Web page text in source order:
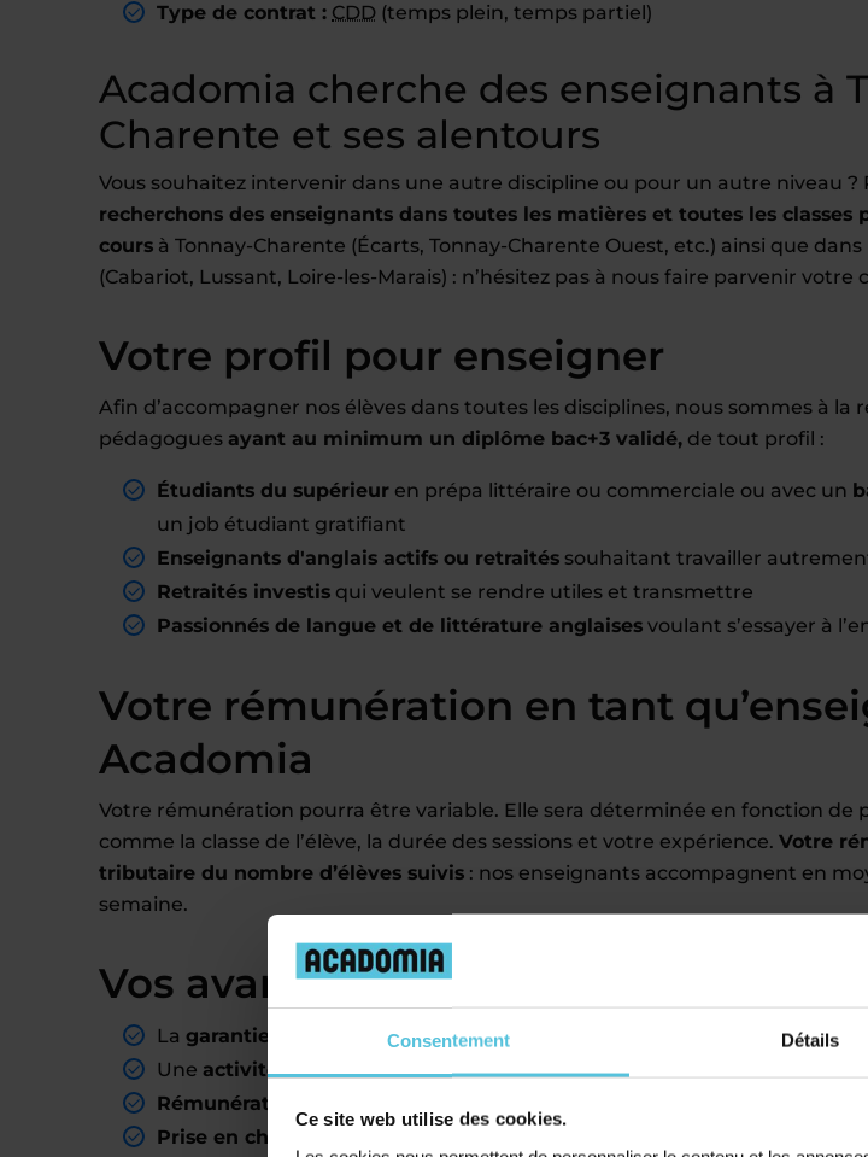
Consentement Détails
Ce site web utilise des cookies.
Type de contrat : CDD (temps plein, temps partiel)
Acadomia cherche des enseignants à
Charente et ses alentours
Vous souhaitez intervenir dans une autre discipline ou pour un autre niveau ?
recherchons des enseignants dans toutes les matières et toutes les classes
cours à Tonnay-Charente (Écarts, Tonnay-Charente Ouest, etc.) ainsi que
(Cabariot, Lussant, Loire-les-Marais) : n’hésitez pas à nous faire parvenir votre
Votre profil pour enseigner
Afin d’accompagner nos élèves dans toutes les disciplines, nous sommes à la
pédagogues ayant au minimum un diplôme bac+3 validé, de tout profil :
Étudiants du supérieur en prépa littéraire ou commerciale ou avec un
un job étudiant gratifiant
Enseignants d'anglais actifs ou retraités souhaitant travailler
Retraités investis qui veulent se rendre utiles et transmettre
Passionnés de langue et de littérature anglaises voulant s’essayer à
Votre rémunération en tant
Acadomia
Votre rémunération pourra être variable. Elle sera déterminée en fonction de
comme la classe de l’élève, la durée des sessions et votre expérience. Votre
tributaire du nombre d’élèves suivis : nos enseignants accompagnent en
semaine.
Vos avantages de prof particulier
La garantie d’avoir des élèvesdans les zones géographiques de votre
Une activité complémentairereconnue sur votre CV
Rémunération mensuelle stable
Prise en charge